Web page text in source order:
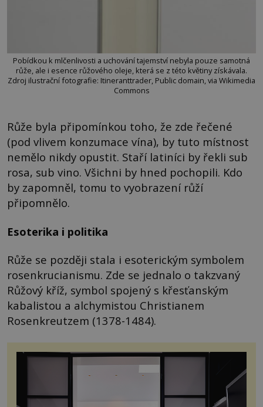
Pobídkou k mlčenlivosti a uchování tajemství nebyla pouze samotná
růže, ale i esence růžového oleje, která se z této květiny získávala.
Zdroj ilustrační fotografie: Itineranttrader, Public domain, via Wikimedia
Commons
Růže byla připomínkou toho, že zde řečené
(pod vlivem konzumace vína), by tuto místnost
nemělo nikdy opustit. Staří latiníci by řekli sub
rosa, sub vino. Všichni by hned pochopili. Kdo
by zapomněl, tomu to vyobrazení růží
připomnělo.
Esoterika i politika
Růže se později stala i esoterickým symbolem
rosenkrucianismu. Zde se jednalo o takzvaný
Růžový kříž, symbol spojený s křesťanským
kabalistou a alchymistou Christianem
Rosenkreutzem (1378-1484).